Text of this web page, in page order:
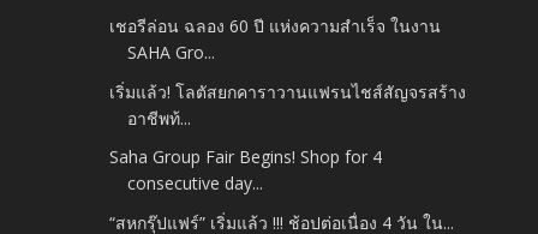
เชอรีล่อน ฉลอง 60 ปี แห่งความสำเร็จ ในงาน
SAHA Gro...
เริ่มแล้ว! โลตัสยกคาราวานแฟรนไชส์สัญจรสร้าง
อาชีพท้...
Saha Group Fair Begins! Shop for 4
consecutive day...
“สหกรุ๊ปแฟร์” เริ่มแล้ว !!! ช้อปต่อเนื่อง 4 วัน ใน...